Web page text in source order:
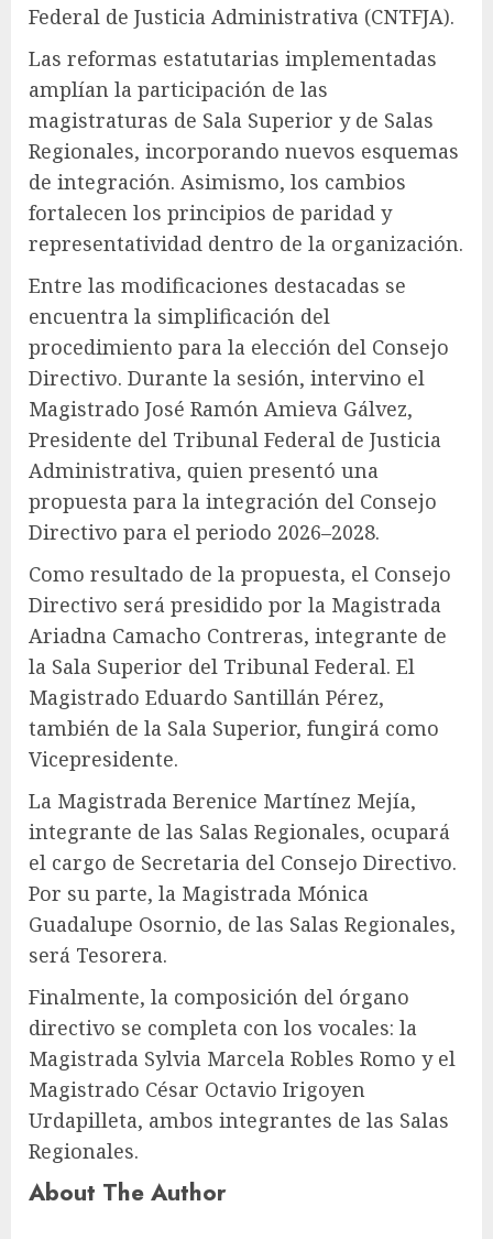
Federal de Justicia Administrativa (CNTFJA).
Las reformas estatutarias implementadas
amplían la participación de las
magistraturas de Sala Superior y de Salas
Regionales, incorporando nuevos esquemas
de integración. Asimismo, los cambios
fortalecen los principios de paridad y
representatividad dentro de la organización.
Entre las modificaciones destacadas se
encuentra la simplificación del
procedimiento para la elección del Consejo
Directivo. Durante la sesión, intervino el
Magistrado José Ramón Amieva Gálvez,
Presidente del Tribunal Federal de Justicia
Administrativa, quien presentó una
propuesta para la integración del Consejo
Directivo para el periodo 2026–2028.
Como resultado de la propuesta, el Consejo
Directivo será presidido por la Magistrada
Ariadna Camacho Contreras, integrante de
la Sala Superior del Tribunal Federal. El
Magistrado Eduardo Santillán Pérez,
también de la Sala Superior, fungirá como
Vicepresidente.
La Magistrada Berenice Martínez Mejía,
integrante de las Salas Regionales, ocupará
el cargo de Secretaria del Consejo Directivo.
Por su parte, la Magistrada Mónica
Guadalupe Osornio, de las Salas Regionales,
será Tesorera.
Finalmente, la composición del órgano
directivo se completa con los vocales: la
Magistrada Sylvia Marcela Robles Romo y el
Magistrado César Octavio Irigoyen
Urdapilleta, ambos integrantes de las Salas
Regionales.
About The Author